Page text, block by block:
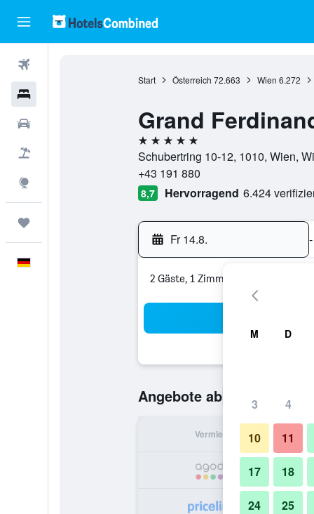
Start Österreich 72.663 Wien 6.272
Grand
5 Sterne
Schubertring 10-12, 1010, Wien,
+43 191 880
8,7 Hervorragend 6.424
Fr 14.8. -
2 Gäste, 1 Zimmer
Angebote ab118 €
Vermieter
M D
3 4
10 11
17 18
24 25